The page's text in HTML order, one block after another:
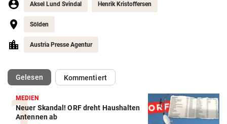
Aksel Lund Svindal Henrik Kristoffersen
Sölden
Austria Presse Agentur
Gelesen(ausgewählt)Kommentiert
MEDIEN
Neuer Skandal! ORF dreht Haushalten
Antennen ab
Action-Cam Vergleich